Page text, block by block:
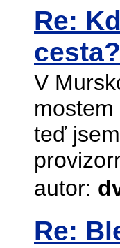
Re:
V
teď
autor:
Re: